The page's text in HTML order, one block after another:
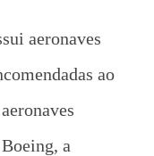
aeronaves
ao
a